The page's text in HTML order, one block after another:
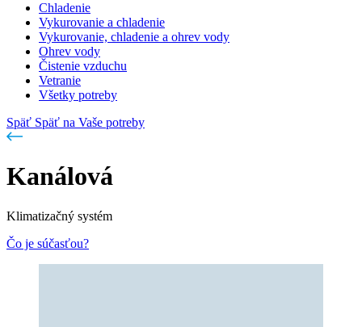
Chladenie
Vykurovanie a chladenie
Vykurovanie, chladenie a ohrev vody
Ohrev vody
Čistenie vzduchu
Vetranie
Všetky potreby
Späť Späť na Vaše potreby
Kanálová
Klimatizačný systém
Čo je súčasťou?